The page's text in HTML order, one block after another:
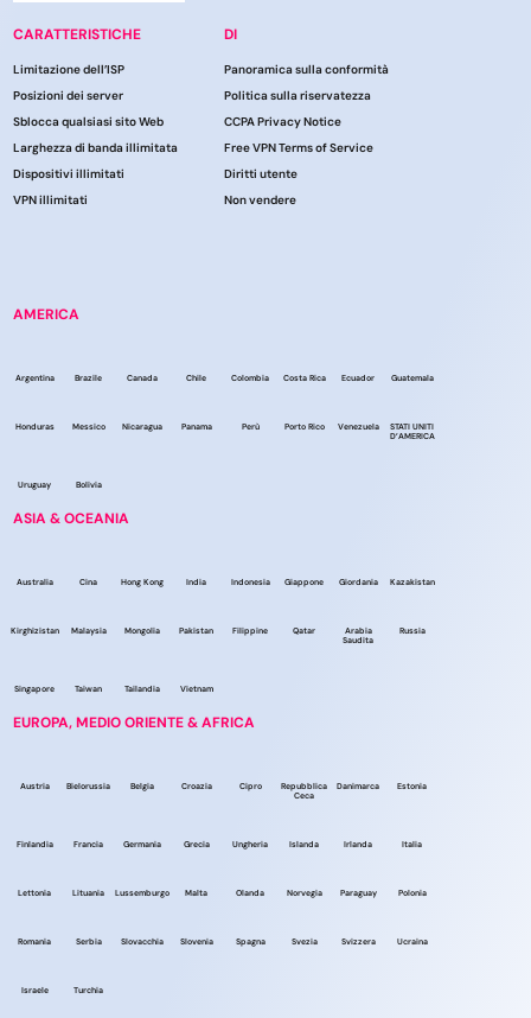
CARATTERISTICHE
Limitazione dell’ISP
Posizioni dei server
Sblocca qualsiasi sito Web
Larghezza di banda illimitata
Dispositivi illimitati
VPN illimitati
DI
Panoramica sulla conformità
Politica sulla riservatezza
CCPA Privacy Notice
Free VPN Terms of Service
Diritti utente
Non vendere
AMERICA
Argentina Brazile Canada Chile Colombia Costa Rica Ecuador Guatemala
Honduras Messico Nicaragua Panama Perù Porto Rico Venezuela
STATI UNITI
D’AMERICA
Uruguay Bolivia
ASIA & OCEANIA
Australia Cina Hong Kong India Indonesia Giappone Giordania Kazakistan
Kirghizistan Malaysia Mongolia Pakistan Filippine Qatar
Arabia
Saudita
Russia
Singapore Taiwan Tailandia Vietnam
EUROPA, MEDIO ORIENTE & AFRICA
Austria Bielorussia Belgia Croazia Cipro
Repubblica
Ceca
Danimarca Estonia
Finlandia Francia Germania Grecia Ungheria Islanda Irlanda Italia
Lettonia Lituania Lussemburgo Malta Olanda Norvegia Paraguay Polonia
Romania Serbia Slovacchia Slovenia Spagna Svezia Svizzera Ucraina
Israele Turchia